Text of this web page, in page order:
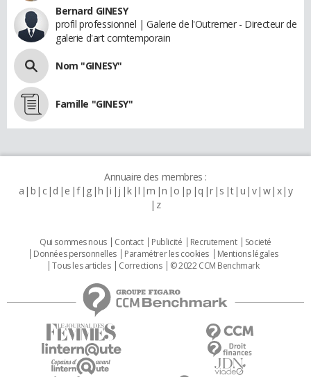
Bernard GINESY
profil professionnel | Galerie de l'Outremer - Directeur de
galerie d'art comtemporain
Nom "GINESY"
Famille "GINESY"
Annuaire des membres :
a b c d e f g h i j k l m n o p q r s t u v w x y
z
Qui sommes nous Contact Publicité Recrutement
Societé
Données personnelles
Paramétrer les cookies
Mentions légales
Tous les articles
Corrections © 2022 CCM Benchmark